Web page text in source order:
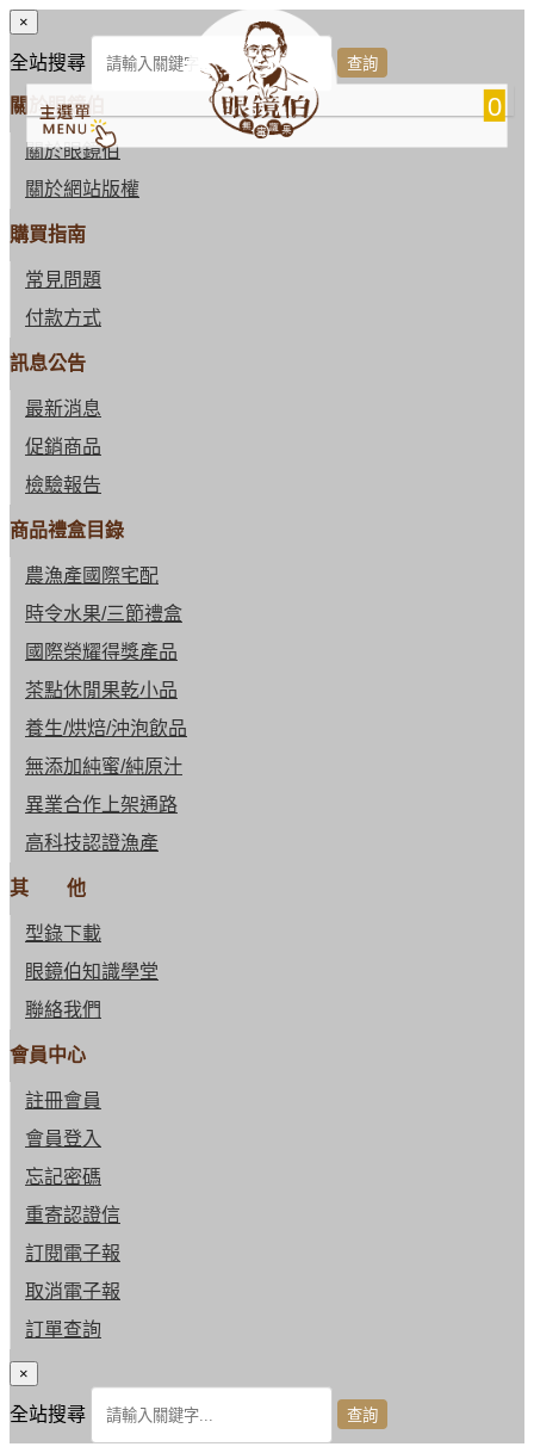
0
×
全站搜尋
關於眼鏡伯
關於眼鏡伯
關於網站版權
購買指南
常見問題
付款方式
訊息公告
最新消息
促銷商品
檢驗報告
商品禮盒目錄
農漁產國際宅配
時令水果/三節禮盒
國際榮耀得獎產品
茶點休閒果乾小品
養生/烘焙/沖泡飲品
無添加純蜜/純原汁
異業合作上架通路
高科技認證漁產
其 他
型錄下載
眼鏡伯知識學堂
聯絡我們
會員中心
註冊會員
會員登入
忘記密碼
重寄認證信
訂閱電子報
取消電子報
訂單查詢
×
全站搜尋